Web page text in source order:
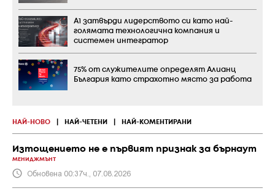
НАЙ-НОВО НАЙ-ЧЕТЕНИ НАЙ-КОМЕНТИРАНИ
Изтощението не е първият признак за бърнаут
МЕНИДЖМЪНТ
Обновена 00:37ч., 07.08.2026
А1 затвърди лидерството си като най-
голямата технологична компания и
системен интегратор
75% от служителите определят Алианц
България като страхотно място за работа